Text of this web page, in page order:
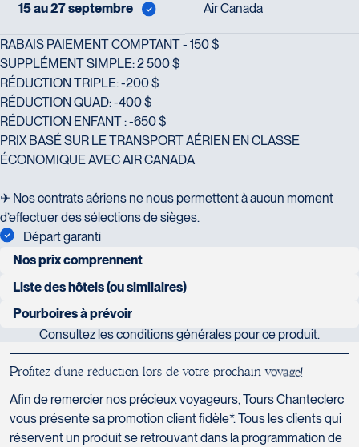
15 au 27 septembre Air Canada
RABAIS PAIEMENT COMPTANT - 150 $
SUPPLÉMENT SIMPLE: 2 500 $
RÉDUCTION TRIPLE: -200 $
RÉDUCTION QUAD: -400 $
RÉDUCTION ENFANT : -650 $
PRIX BASÉ SUR LE TRANSPORT AÉRIEN EN CLASSE
ÉCONOMIQUE AVEC AIR CANADA
✈ Nos contrats aériens ne nous permettent à aucun moment
d’effectuer des sélections de sièges.
Départ garanti
Nos prix comprennent
transport aérien Montréal/Calgary-Vancouver/Montréal
transport pour tout le circuit. Le type de véhicule sera
déterminé en fonction du nombre de participants
hébergement (base 2 pers./chambre)
service d’un guide-accompagnateur francophone
Liste des hôtels (ou similaires)
CALGARY : Sandman City Centre PRE.
EDMONTON : Château Lacombe PRE.
JASPER : Tonquin Inn PRE. / VALEMOUNT Best Western
Valemount (18.08, 25.08, 08.09) PRE.
BANFF : Banff Inn PRE. / Royal Canadian Lodge (07.07, 21.07,
Pourboires à prévoir
La question nous étant souvent posée, vous trouverez ci-
dessous, une indication des pourboires suggérés selon les pays
visités, par personne et par jour. Bien entendu, ces montants sont
à votre discrétion et en fonction de la qualité du service reçu.
Guide accompagnateur: de 5 $ à 7 $ par jour par personne
Consultez lesconditions générales pour ce produit.
Profitez d’une réduction lors de votre prochain voyage!
Afin de remercier nos précieux voyageurs, Tours Chanteclerc
vous présente sa promotion client fidèle*. Tous les clients qui
réservent un produit se retrouvant dans la programmation de